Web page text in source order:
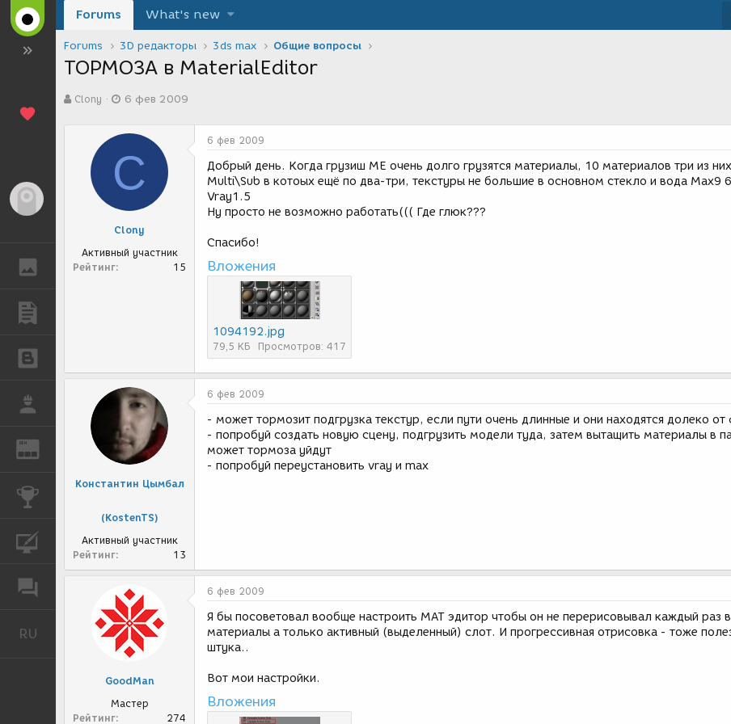
ГАЛЕРЕЯ
РАБОТА
REN ЖУРНАЛ
КУРСЫ
RU Русский
Forums What's new
Forums 3D редакторы 3ds max Общие вопросы
ТОРМОЗА в MaterialEditor
в
Clony
а
а
о
д
и
я
6 фев 2009
C
Clony
Активный участник
Рейтинг
15
6 фев 2009
Добрый день. Когда грузиш МЕ очень долго грузятся материалы, 10 материалов три из них
Multi\Sub в котоых ещё по два-три, текстуры не большие в основном стекло и вода Max9
Vray1.5
Ну просто не возможно работать((( Где глюк???
Спасибо!
Вложения
1094192.jpg
79,5 КБ Просмотров: 417
Константин Цымбал
(KostenTS)
Активный участник
Рейтинг
13
6 фев 2009
- может тормозит подгрузка текстур, если пути очень длинные и они находятся долеко от
- попробуй создать новую сцену, подгрузить модели туда, затем вытащить материалы в
может тормоза уйдут
- попробуй переустановить vray и max
GoodMan
Мастер
Рейтинг
274
6 фев 2009
Я бы посоветовал вообще настроить МАТ эдитор чтобы он не перерисовывал каждый раз
материалы а только активный (выделенный) слот. И прогрессивная отрисовка - тоже
штука..
Вот мои настройки.
Вложения